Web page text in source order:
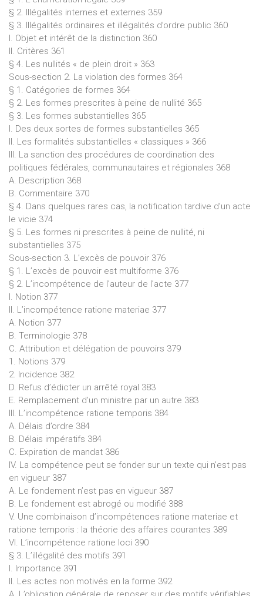
§ 2. Illégalités internes et externes 359
§ 3. Illégalités ordinaires et illégalités d’ordre public 360
I. Objet et intérêt de la distinction 360
II. Critères 361
§ 4. Les nullités « de plein droit » 363
Sous-section 2. La violation des formes 364
§ 1. Catégories de formes 364
§ 2. Les formes prescrites à peine de nullité 365
§ 3. Les formes substantielles 365
I. Des deux sortes de formes substantielles 365
II. Les formalités substantielles « classiques » 366
III. La sanction des procédures de coordination des
politiques fédérales, communautaires et régionales 368
A. Description 368
B. Commentaire 370
§ 4. Dans quelques rares cas, la notification tardive d’un acte
le vicie 374
§ 5. Les formes ni prescrites à peine de nullité, ni
substantielles 375
Sous-section 3. L’excès de pouvoir 376
§ 1. L’excès de pouvoir est multiforme 376
§ 2. L’incompétence de l’auteur de l’acte 377
I. Notion 377
II. L’incompétence ratione materiae 377
A. Notion 377
B. Terminologie 378
C. Attribution et délégation de pouvoirs 379
1. Notions 379
2. Incidence 382
D. Refus d’édicter un arrêté royal 383
E. Remplacement d’un ministre par un autre 383
III. L’incompétence ratione temporis 384
A. Délais d’ordre 384
B. Délais impératifs 384
C. Expiration de mandat 386
IV. La compétence peut se fonder sur un texte qui n’est pas
en vigueur 387
A. Le fondement n’est pas en vigueur 387
B. Le fondement est abrogé ou modifié 388
V. Une combinaison d’incompétences ratione materiae et
ratione temporis : la théorie des affaires courantes 389
VI. L’incompétence ratione loci 390
§ 3. L’illégalité des motifs 391
I. Importance 391
II. Les actes non motivés en la forme 392